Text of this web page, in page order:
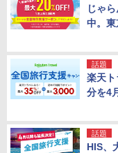
じゃ
中。東
話題
楽天
分を4
話題
HIS、